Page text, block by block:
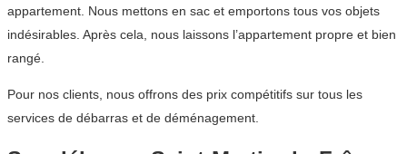
appartement. Nous mettons en sac et emportons tous vos objets
indésirables. Après cela, nous laissons l’appartement propre et bien
rangé.
Pour nos clients, nous offrons des prix compétitifs sur tous les
services de débarras et de déménagement.